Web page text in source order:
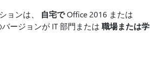
ョンは、 自宅でOffice 2016 または
ージョンが IT 部門または 職場または学